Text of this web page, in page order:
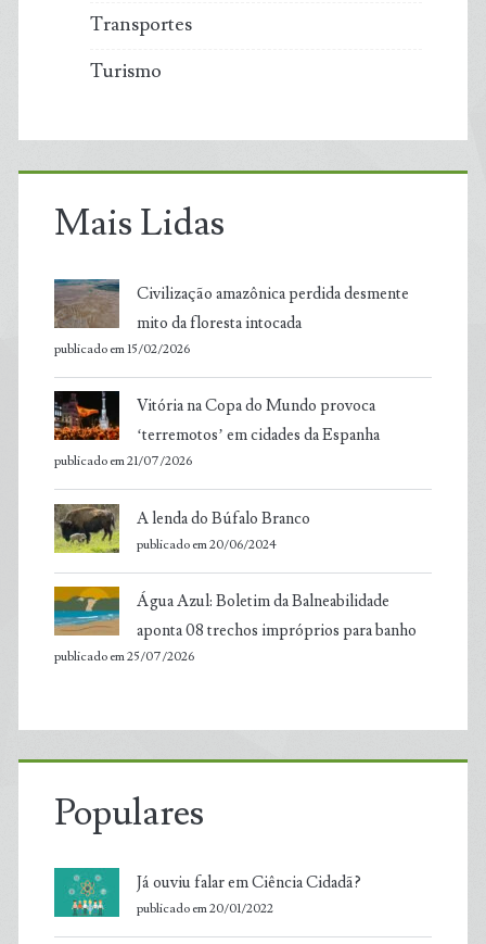
Transportes
Turismo
Mais Lidas
Civilização amazônica perdida desmente
mito da floresta intocada
publicado em 15/02/2026
Vitória na Copa do Mundo provoca
‘terremotos’ em cidades da Espanha
publicado em 21/07/2026
A lenda do Búfalo Branco
publicado em 20/06/2024
Água Azul: Boletim da Balneabilidade
aponta 08 trechos impróprios para banho
publicado em 25/07/2026
Populares
Já ouviu falar em Ciência Cidadã?
publicado em 20/01/2022